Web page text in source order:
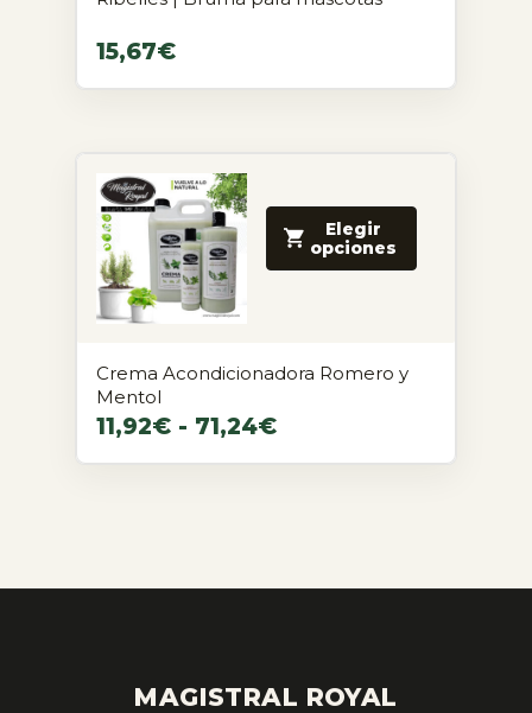
15,67€
Elegir
opciones
Crema Acondicionadora Romero y
Mentol
11,92€ - 71,24€
MAGISTRAL ROYAL